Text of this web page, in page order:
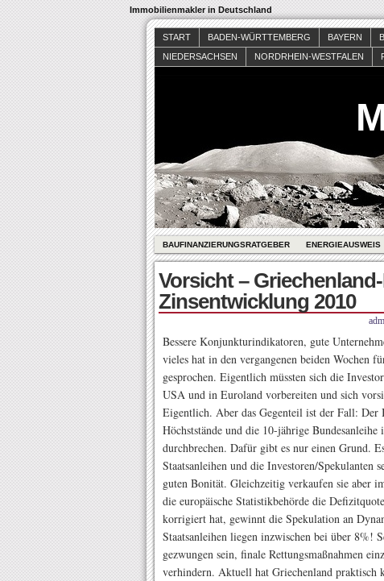
Immobilienmakler in Deutschland
START BADEN-WÜRTTEMBERG BAYERN
NIEDERSACHSEN
NORDRHEIN-WESTFALEN
BAUFINANZIERUNGSRATGEBER ENERGIEAUSWEIS
Vorsicht –
Zinsentwicklung 2010
Bessere Konjunkturindikatoren, gute
vieles hat in den vergangenen beiden Wochen
gesprochen. Eigentlich müssten sich die
USA und in Euroland vorbereiten und sich
Eigentlich. Aber das Gegenteil ist der Fall: Der
Höchststände und die 10-jährige
durchbrechen. Dafür gibt es nur einen Grund.
Staatsanleihen und die Investoren/Spekulanten
guten Bonität. Gleichzeitig verkaufen sie aber
die europäische Statistikbehörde die
korrigiert hat, gewinnt die Spekulation an
Staatsanleihen liegen inzwischen bei über 8%!
gezwungen sein, finale Rettungsmaßnahmen
verhindern. Aktuell hat Griechenland praktisch